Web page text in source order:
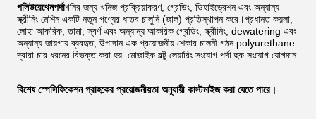
পলিউরেথেনপর্দাখনির জন্য খনিজ প্রক্রিয়াকরণ, গ্রেডিং, ডিহাইড্রেশন এবং অন্যান্য
স্ক্রীনিং মেশিন একটি নতুন পণ্যের ধাতব চালুনি (জাল) প্রতিস্থাপন করে।প্রধানত কয়লা,
লোহা আকরিক, তামা, স্বর্ণ এবং অন্যান্য আকরিক গ্রেডিং, স্ক্রীনিং, dewatering এবং
অন্যান্য জায়গায় ব্যবহৃত, উপাদান এক প্রয়োজনীয় শেকার চালনী গঠন polyurethane
দ্বারা চার ধরনের বিভক্ত করা হয়: মোজাইক বল্টু লেয়ারিং সংযোগ পর্দা হুক সংযোগ যোগদান.
বিশেষ স্পেসিফিকেশন গ্রাহকের প্রয়োজনীয়তা অনুযায়ী কাস্টমাইজ করা যেতে পারে।